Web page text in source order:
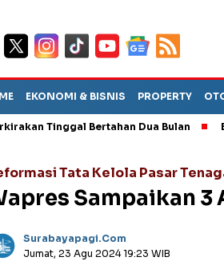
EKONOMI & BISNIS PROPERTY
Bertahan Dua Bulan Empat
Tata Kelola Pasar
Sampaikan
Surabayapagi.com
Jumat, 23 Agu 2024 19:23 WIB